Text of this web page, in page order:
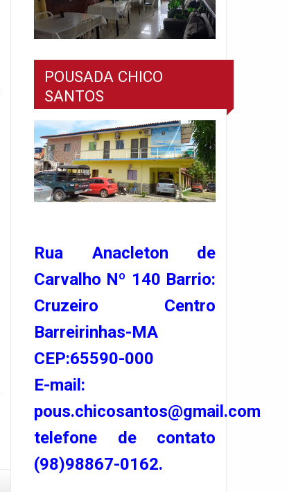
POUSADA CHICO
SANTOS
Rua Anacleton de
Carvalho Nº 140 Barrio:
Cruzeiro Centro
Barreirinhas-MA
CEP:65590-000
E-mail:
pous.chicosantos@gmail.com
telefone de contato
(98)98867-0162.